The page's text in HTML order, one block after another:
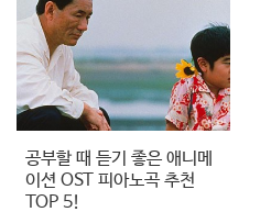
공부할 때 듣기 좋은 애니메
이션 OST 피아노곡 추천
TOP 5!